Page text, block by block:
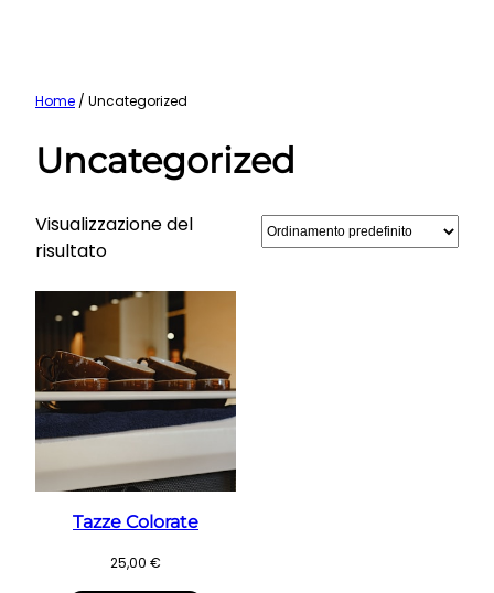
contenuto
Home / Uncategorized
Uncategorized
Visualizzazione del
risultato
Tazze Colorate
25,00 €